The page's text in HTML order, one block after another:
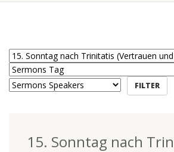
15. Sonntag nach